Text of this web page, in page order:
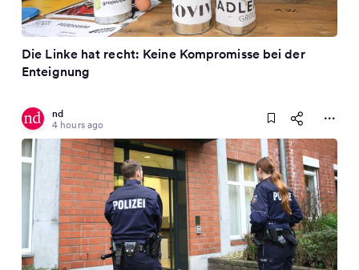
Die Linke hat recht: Keine Kompromisse bei der
Enteignung
nd
4 hours ago